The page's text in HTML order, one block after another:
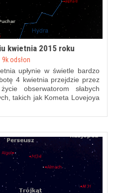
kwietnia 2015 roku
9k odsłon
upłynie w świetle bardzo
4 kwietnia przejdzie przez
obserwatorom słabych
takich jak Kometa Lovejoya